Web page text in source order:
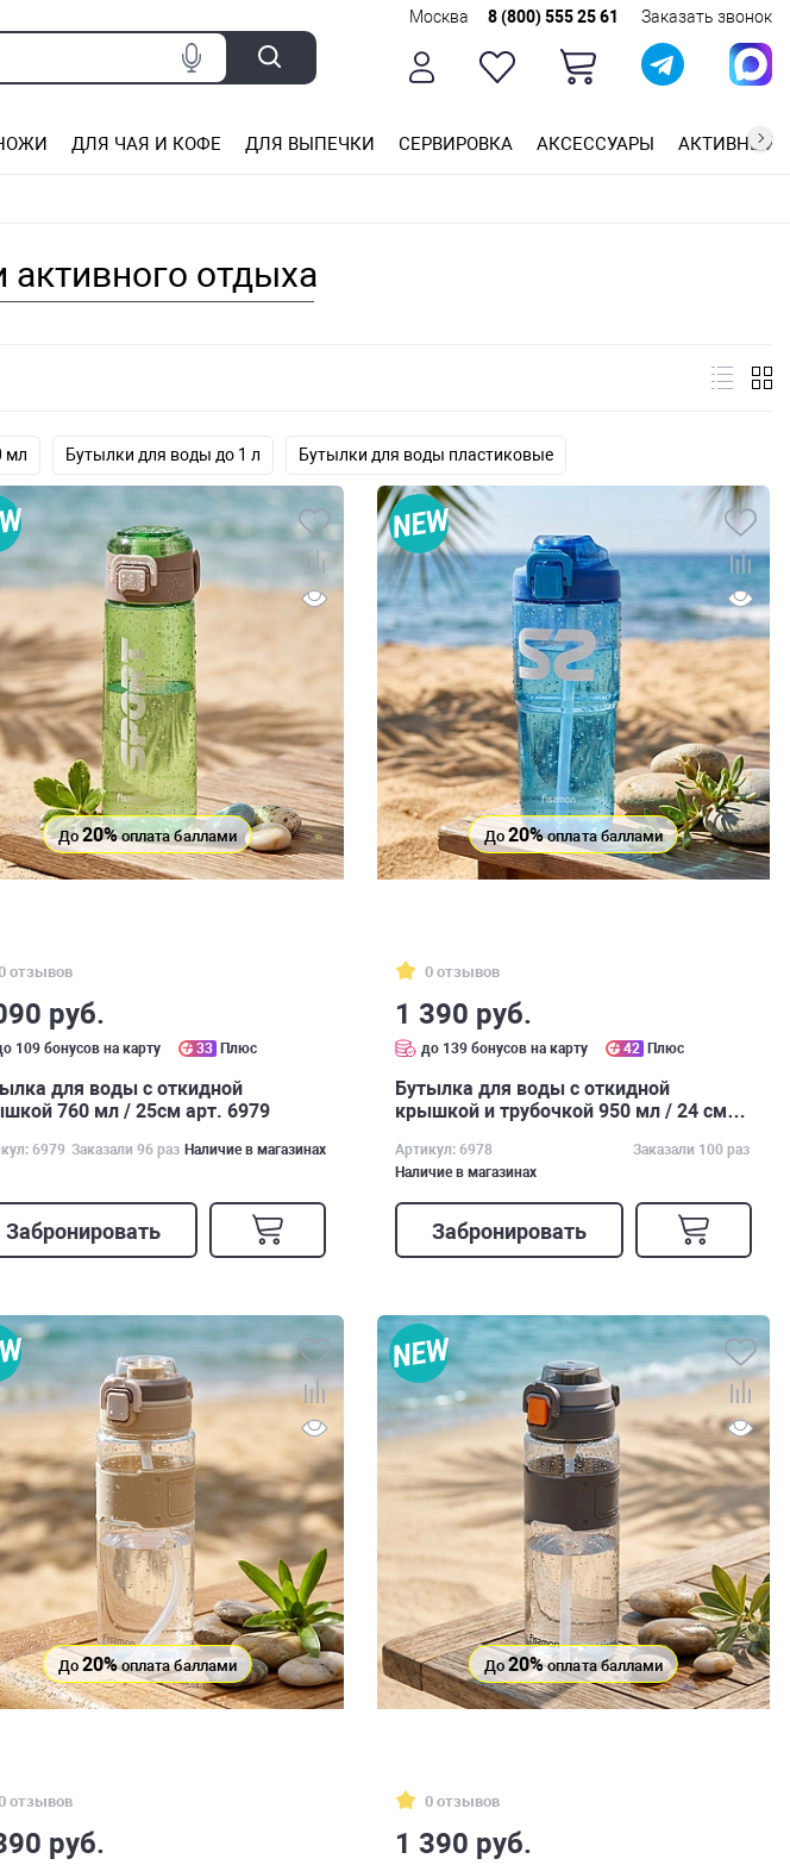
Москва 8 (800) 555 25 61 Заказать звонок
ДЛЯ ЧАЯ И КОФЕ ДЛЯ ВЫПЕЧКИ СЕРВИРОВКА АКСЕССУАРЫ АКТИВНЫЙ
отдыха
мл Бутылки для воды до 1 л Бутылки для воды пластиковые
До20%оплата баллами
отзывов
руб.
109 бонусов на карту 33 Плюс
для воды с откидной
760 мл / 25см арт. 6979
6979 Заказали 96 раз Наличие в магазинах
Забронировать
До20%оплата баллами
0 отзывов
1 390 руб.
до 139 бонусов на карту 42 Плюс
Бутылка для воды с откидной
крышкой и трубочкой 950 мл / 24 см
Артикул: 6978
Заказали 100 раз
Наличие в магазинах
Забронировать
До 20%оплата баллами
отзывов
руб.
До20%оплата баллами
0 отзывов
1 390 руб.